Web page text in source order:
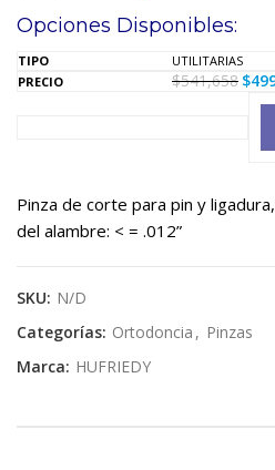
original
$541,658.
actual
es:
$499,800.
Opciones Disponibles:
UTILITARIAS
$541,658 El
$
Pinza de corte para pin y
del alambre: < = .012”
SKU: N/D
Categorías: Ortodoncia , Pinzas
Marca: HUFRIEDY